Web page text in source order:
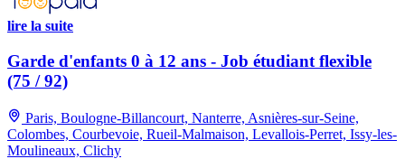
lire la suite
Garde d'enfants 0 à 12 ans - Job étudiant flexible
(75 / 92)
Paris, Boulogne-Billancourt, Nanterre, Asnières-sur-Seine,
Colombes, Courbevoie, Rueil-Malmaison, Levallois-Perret, Issy-les-
Moulineaux, Clichy